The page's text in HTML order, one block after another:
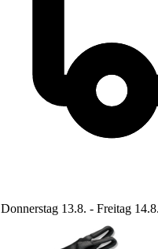
Donnerstag 13.8. - Freitag